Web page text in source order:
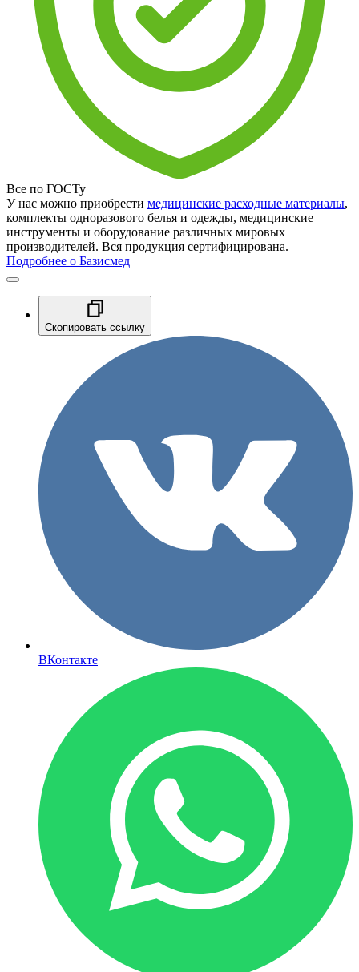
Все по ГОСТу
У нас можно приобрести медицинские расходные материалы,
комплекты одноразового белья и одежды, медицинские
инструменты и оборудование различных мировых
производителей. Вся продукция сертифицирована.
Подробнее о Базисмед
Скопировать ссылку
ВКонтакте